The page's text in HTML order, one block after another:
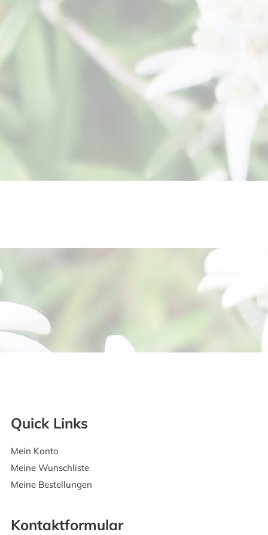
Quick Links
Mein Konto
Meine Wunschliste
Meine Bestellungen
Kontaktformular